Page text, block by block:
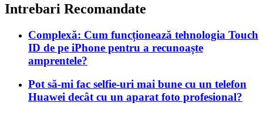
Intrebari Recomandate
Complexă: Cum funcționează tehnologia Touch
ID de pe iPhone pentru a recunoaște
amprentele?
Pot să-mi fac selfie-uri mai bune cu un telefon
Huawei decât cu un aparat foto profesional?